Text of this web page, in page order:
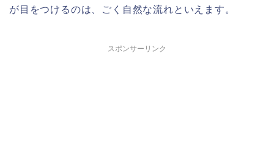
が目をつけるのは、ごく自然な流れといえます。
スポンサーリンク